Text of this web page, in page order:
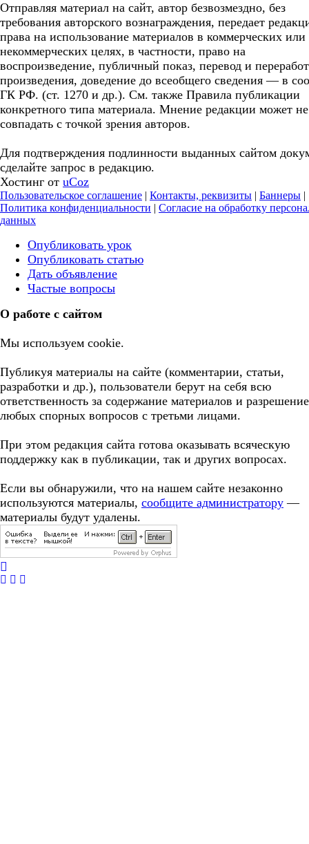
Отправляя материал на сайт, автор безвозмездно, без
требования авторского вознаграждения, передает
права на использование материалов в коммерческих или
некоммерческих целях, в частности, право на
воспроизведение, публичный показ, перевод и
произведения, доведение до всеобщего сведения — в
ГК РФ. (ст. 1270 и др.). См. также Правила публикации
конкретного типа материала. Мнение редакции может не
совпадать с точкой зрения авторов.
Для подтверждения подлинности выданных сайтом
сделайте запрос в редакцию.
Хостинг от uCoz
Пользовательское соглашение | Контакты, реквизиты | Баннеры |
Политика конфиденциальности | Согласие на обработку
данных
Опубликовать урок
Опубликовать статью
Дать объявление
Частые вопросы
О работе с сайтом
Мы используем cookie.
Публикуя материалы на сайте (комментарии, статьи,
разработки и др.), пользователи берут на себя всю
ответственность за содержание материалов и разрешение
любых спорных вопросов с третьми лицами.
При этом редакция сайта готова оказывать всяческую
поддержку как в публикации, так и других вопросах.
Если вы обнаружили, что на нашем сайте незаконно
используются материалы, сообщите администратору —
материалы будут удалены.